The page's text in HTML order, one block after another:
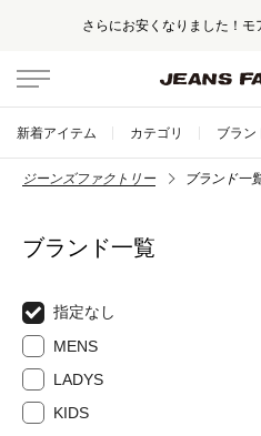
さらにお安くなりました！モ
新着アイテム カテゴリ ブラン
ジーンズファクトリー ブランド一
ブランド一覧
指定なし
MENS
LADYS
KIDS